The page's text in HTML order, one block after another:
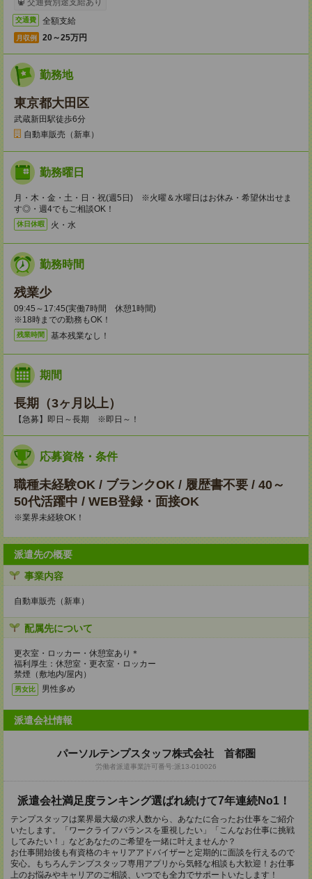
交通費別途支給あり
交通費 全額支給
月収例 20～25万円
勤務地
東京都大田区
武蔵新田駅徒歩6分
自動車販売（新車）
勤務曜日
月・木・金・土・日・祝(週5日) ※火曜＆水曜日はお休み・希望休出せま
す◎・週4でもご相談OK！
休日休暇 火・水
勤務時間
残業少
09:45～17:45(実働7時間 休憩1時間)
※18時までの勤務もOK！
残業時間 基本残業なし！
期間
長期（3ヶ月以上）
【急募】即日～長期 ※即日～！
応募資格・条件
職種未経験OK / ブランクOK / 履歴書不要 / 40～
50代活躍中 / WEB登録・面接OK
※業界未経験OK！
派遣先の概要
事業内容
自動車販売（新車）
配属先について
更衣室・ロッカー・休憩室あり＊
福利厚生：休憩室・更衣室・ロッカー
禁煙（敷地内/屋内）
男女比 男性多め
派遣会社情報
パーソルテンプスタッフ株式会社 首都圏
労働者派遣事業許可番号:派13-010026
派遣会社満足度ランキング選ばれ続けて7年連続No1！
テンプスタッフは業界最大級の求人数から、あなたに合ったお仕事をご紹介
いたします。「ワークライフバランスを重視したい」「こんなお仕事に挑戦
してみたい！」などあなたのご希望を一緒に叶えませんか？
お仕事開始後も有資格のキャリアアドバイザーと定期的に面談を行えるので
安心。もちろんテンプスタッフ専用アプリから気軽な相談も大歓迎！お仕事
上のお悩みやキャリアのご相談、いつでも全力でサポートいたします！